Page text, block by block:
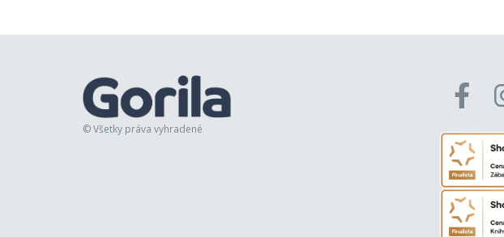
© Všetky práva vyhradené